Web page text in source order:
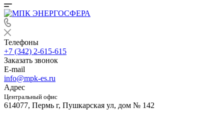
Телефоны
+7 (342) 2-615-615
Заказать звонок
E-mail
info@mpk-es.ru
Адрес
Центральный офис
614077, Пермь г, Пушкарская ул, дом № 142